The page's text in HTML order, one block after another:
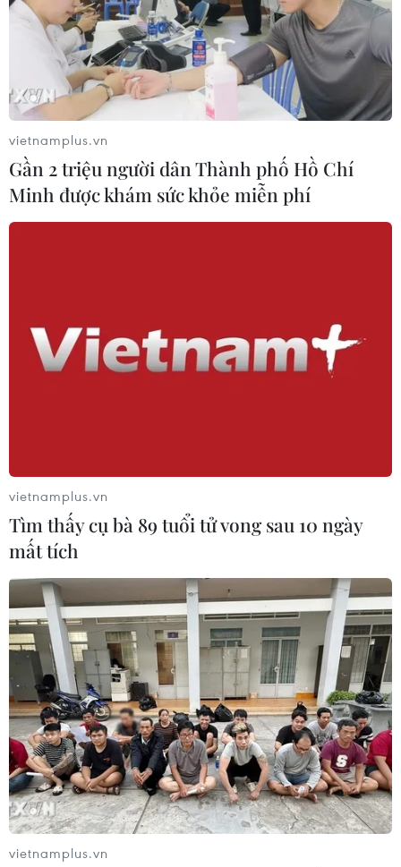
09/05/2019 05:13
Trưởng Ban Nội chính Trung ương Phan Đình Trạc ghi
nhận những kiến nghị của Tỉnh ủy Điện Biên và cho biết
sẽ tổng hợp, báo cáo Tiểu ban Văn kiện Đại hội XIII của
Đảng.
vietnamplus.vn
Gần 2 triệu người dân Thành phố Hồ Chí
Minh được khám sức khỏe miễn phí
vietnamplus.vn
Tìm thấy cụ bà 89 tuổi tử vong sau 10 ngày
mất tích
vietnamplus.vn